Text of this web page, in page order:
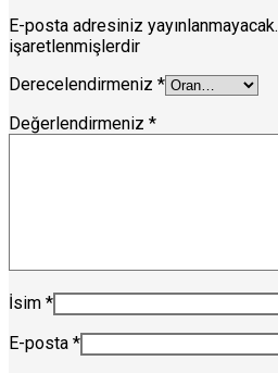
E-posta adresiniz yayınlanmayacak.
işaretlenmişlerdir
Derecelendirmeniz *
Değerlendirmeniz *
İsim *
E-posta *